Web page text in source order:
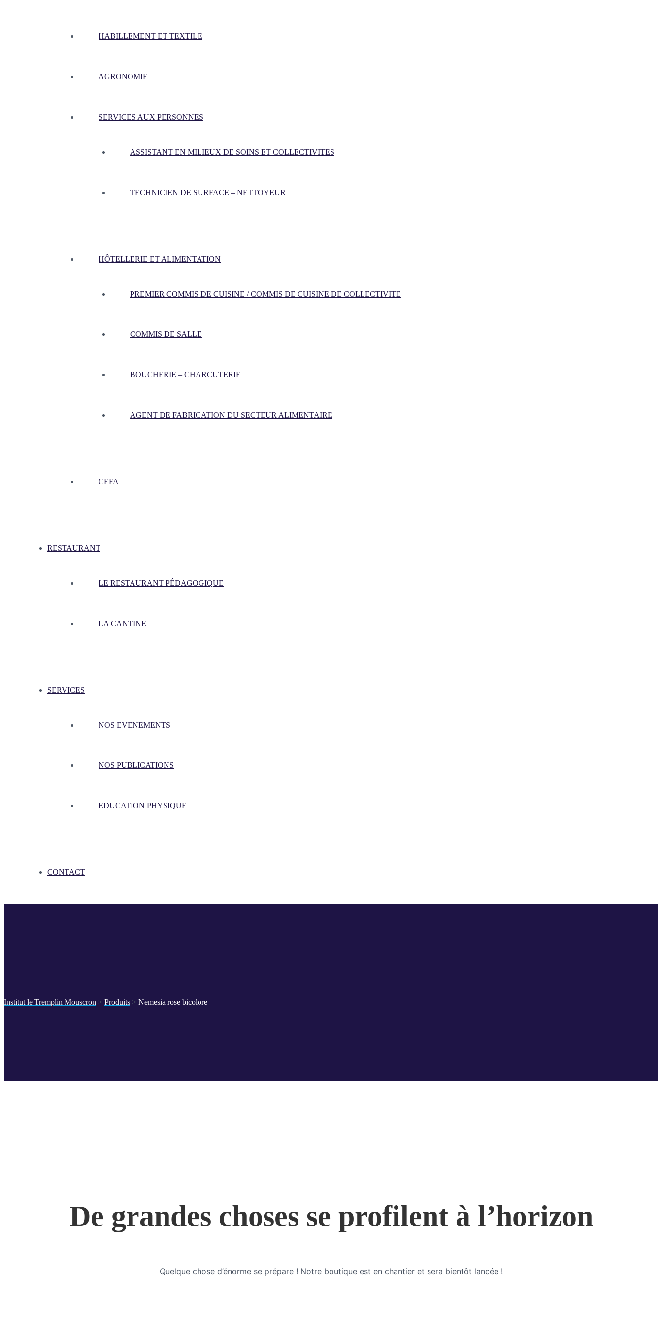
HABILLEMENT ET TEXTILE
AGRONOMIE
SERVICES AUX PERSONNES
ASSISTANT EN MILIEUX DE SOINS ET COLLECTIVITES
TECHNICIEN DE SURFACE – NETTOYEUR
HÔTELLERIE ET ALIMENTATION
PREMIER COMMIS DE CUISINE / COMMIS DE CUISINE DE COLLECTIVITE
COMMIS DE SALLE
BOUCHERIE – CHARCUTERIE
AGENT DE FABRICATION DU SECTEUR ALIMENTAIRE
CEFA
RESTAURANT
LE RESTAURANT PÉDAGOGIQUE
LA CANTINE
SERVICES
NOS EVENEMENTS
NOS PUBLICATIONS
EDUCATION PHYSIQUE
CONTACT
Institut le Tremplin Mouscron > Produits > Nemesia rose bicolore
De grandes choses se profilent à l’horizon
Quelque chose d’énorme se prépare ! Notre boutique est en chantier et sera bientôt lancée !